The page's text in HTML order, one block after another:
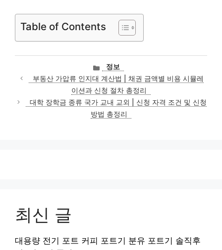
Table of Contents
카
테
고
리
정보
부동산 가압류 인지대 계산법 | 채권 금액별 비용 시뮬레
이션과 신청 절차 총정리
대학 장학금 종류 국가 교내 교외 | 신청 자격 조건 및 신청
방법 총정리
최신 글
대용량 전기 포트 커피 포트기 분유 포트기 솔직후